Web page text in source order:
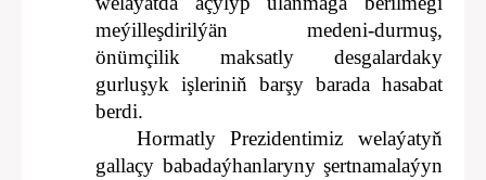
meýilleşdirilýän medeni-durmuş,
önümçilik maksatly desgalardaky
gurluşyk işleriniň barşy barada hasabat
berdi.
Hormatly Prezidentimiz welaýatyň
gallaçy babadaýhanlaryny şertnamalaýyn